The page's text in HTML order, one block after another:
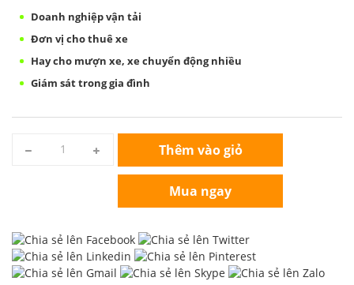
Doanh nghiệp vận tải
Đơn vị cho thuê xe
Hay cho mượn xe, xechuyển độngnhiều
Giám sát trong gia đình
Thêm vào giỏ
Mua ngay